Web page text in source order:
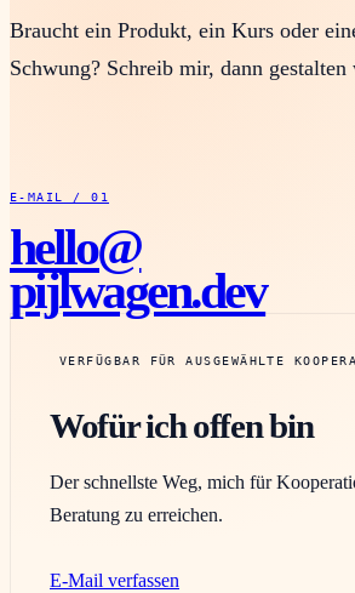
Braucht ein Produkt, ein Kurs oder
Schwung? Schreib mir, dann gestalten
E-MAIL / 01
hello@
pijlwagen.dev
VERFÜGBAR FÜR AUSGEWÄHLTE
Wofür ich offen bin
Der schnellste Weg, mich für
Beratung zu erreichen.
E-Mail verfassen